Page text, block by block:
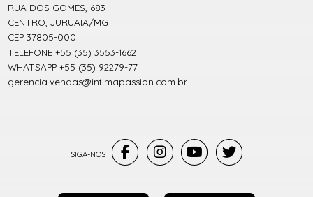
RUA DOS GOMES, 683
CENTRO, JURUAIA/MG
CEP 37805-000
TELEFONE +55 (35) 3553-1662
WHATSAPP +55 (35) 92279-77
gerencia.vendas@intimapassion.com.br